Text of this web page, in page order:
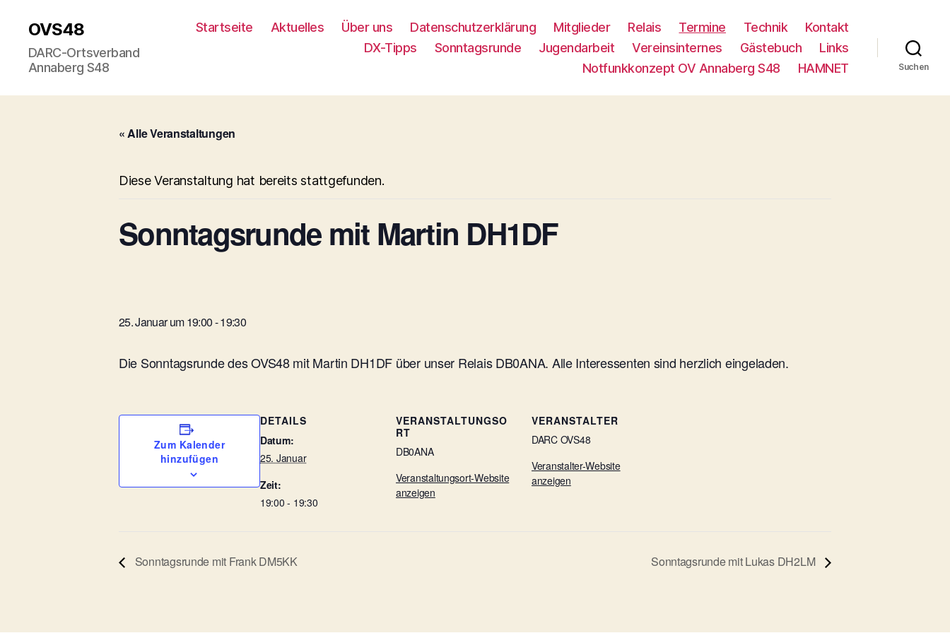
OVS48
DARC-Ortsverband
Annaberg S48
Startseite Aktuelles Über uns Datenschutzerklärung Mitglieder Relais Termine Technik
Kontakt
DX-Tipps
Sonntagsrunde Jugendarbeit Vereinsinternes Gästebuch
Links
Notfunkkonzept OV Annaberg S48
HAMNET Suchen
« Alle Veranstaltungen
Diese Veranstaltung hat bereits stattgefunden.
Sonntagsrunde mit Martin DH1DF
25. Januar um 19:00-19:30
Die Sonntagsrunde des OVS48 mit Martin DH1DF über unser Relais DB0ANA. Alle Interessenten sind herzlich eingeladen.
Zum Kalender
hinzufügen
DETAILS
Datum:
25. Januar
Zeit:
19:00 - 19:30
VERANSTALTUNGSO
RT
DB0ANA
Veranstaltungsort-Website
anzeigen
VERANSTALTER
DARC OVS48
Veranstalter-Website
anzeigen
Sonntagsrunde mit Frank DM5KK Sonntagsrunde mit Lukas DH2LM